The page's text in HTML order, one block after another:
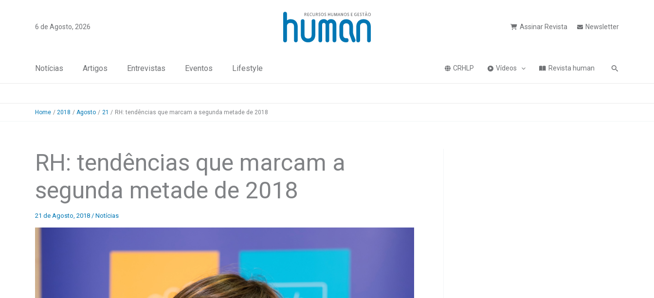
6 de Agosto, 2026 Assinar Revista Newsletter
Notícias Artigos Entrevistas Eventos Lifestyle CRHLP Vídeos Revista human Pesquisa
Home 2018 Agosto 21 RH: tendências que marcam a segunda metade de 2018
RH: tendências que marcam a
segunda metade de 2018
21 de Agosto, 2018 / Notícias